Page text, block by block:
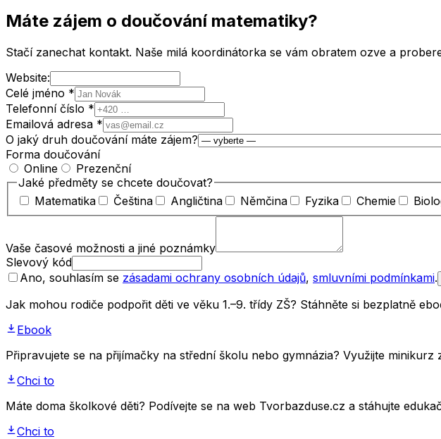
Máte zájem o doučování matematiky?
Stačí zanechat kontakt. Naše milá koordinátorka se vám obratem ozve a
Website:
Celé jméno *
Telefonní číslo *
Emailová adresa *
O jaký druh doučování máte zájem?
Forma doučování
Online
Prezenční
Jaké předměty se chcete doučovat?
Matematika
Čeština Angličtina Němčina Fyzika Chemie
Vaše časové možnosti a jiné poznámky
Slevový kód
Ano, souhlasím se zásadami ochrany osobních údajů, smluvními podmínkami.
Jak mohou rodiče podpořit děti ve věku 1.–9. třídy ZŠ? Stáhněte si bezplatně
Ebook
Připravujete se na přijímačky na střední školu nebo gymnázia? Využijte
Chci to
Máte doma školkové děti? Podívejte se na web Tvorbazduse.cz a stáhujte
Chci to